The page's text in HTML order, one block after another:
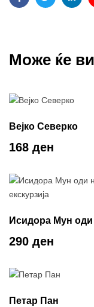
FacebookTwitter
Може ќе
Вејко Северко
168 ден
Исидора Мун оди
екскурзија
290 ден
Петар Пан